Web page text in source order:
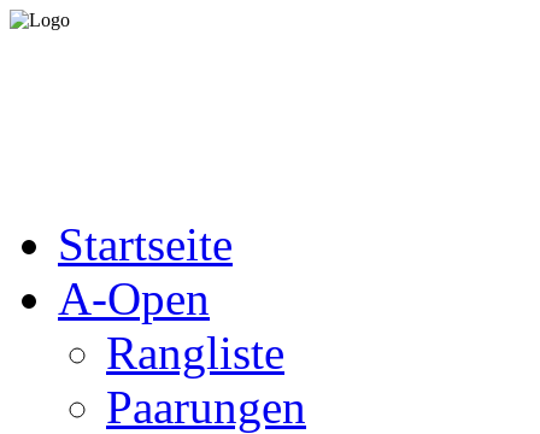
Startseite
A-Open
Rangliste
Paarungen